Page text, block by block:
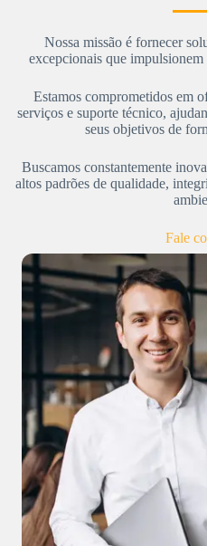
Nossa missão é fornecer
excepcionais que impulsionem
Estamos comprometidos em
serviços e suporte técnico,
seus objetivos de
Buscamos constantemente
altos padrões de qualidade,
Fale